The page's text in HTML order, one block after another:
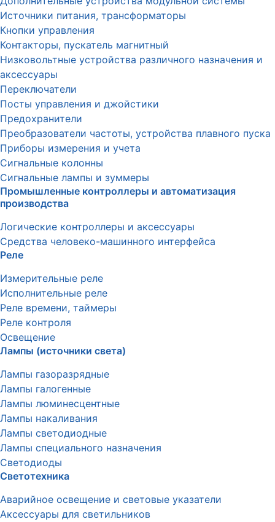
Источники питания, трансформаторы
Кнопки управления
Контакторы, пускатель магнитный
Низковольтные устройства различного назначения и
аксессуары
Переключатели
Посты управления и джойстики
Предохранители
Преобразователи частоты, устройства плавного пуска
Приборы измерения и учета
Сигнальные колонны
Сигнальные лампы и зуммеры
Промышленные контроллеры и автоматизация
производства
Логические контроллеры и аксессуары
Средства человеко-машинного интерфейса
Реле
Измерительные реле
Исполнительные реле
Реле времени, таймеры
Реле контроля
Освещение
Лампы (источники света)
Лампы газоразрядные
Лампы галогенные
Лампы люминесцентные
Лампы накаливания
Лампы светодиодные
Лампы специального назначения
Светодиоды
Светотехника
Аварийное освещение и световые указатели
Аксессуары для светильников